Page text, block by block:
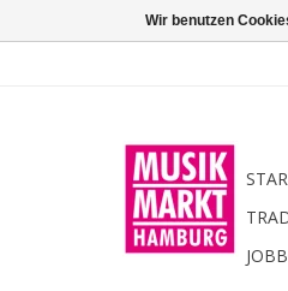
Wir benutzen